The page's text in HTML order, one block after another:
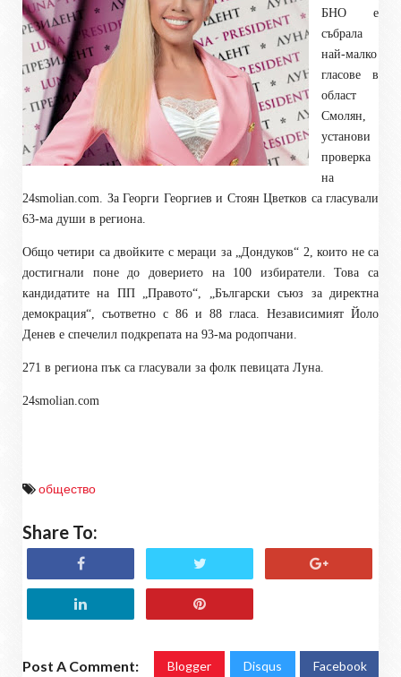
БНО е
събрала
най-малко
гласове в
област
Смолян,
установи
проверка
на
24smolian.com. За Георги Георгиев и Стоян Цветков са гласували
63-ма души в региона.
Общо четири са двойките с мераци за „Дондуков“ 2, които не са
достигнали поне до доверието на 100 избиратели. Това са
кандидатите на ПП „Правото“, „Български съюз за директна
демокрация“, съответно с 86 и 88 гласа. Независимият Йоло
Денев е спечелил подкрепата на 93-ма родопчани.
271 в региона пък са гласували за фолк певицата Луна.
24smolian.com
общество
Share To:
Post A Comment: Blogger Disqus Facebook